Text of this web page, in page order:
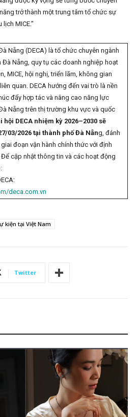
trở thành một trung tâm tổ chức sự
MICE.”
Nẵng (DECA) là tổ chức chuyên ngành
Đà Nẵng, quy tụ các doanh nghiệp hoạt
MICE, hội nghị, triển lãm, không gian
quan. DECA hướng đến vai trò là nền
đẩy hợp tác và nâng cao năng lực
Nẵng trên thị trường khu vực và quốc
DECA nhiệm kỳ 2026–2030 sẽ
03/2026 tại thành phố Đà Nẵng, đánh
đoạn vận hành chính thức với định
cập nhật thông tin và các hoạt động
deca.com.vn
kiện tại Việt Nam
Twitter